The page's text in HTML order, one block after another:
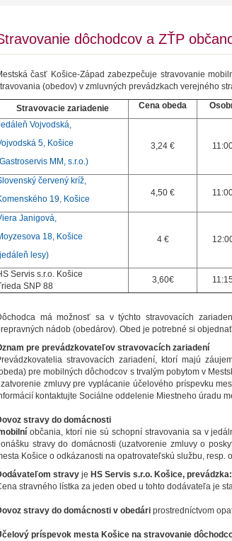
dôchodcov a ZŤP
časť Košice-Západ zabezpečuje stravovanie
(obedov) v zmluvných prevádzkach verejného
Stravovacie zariadenie Cena obeda
Vojvodská,
5, Košice
MM, s.r.o.)
3,24 €
červený kríž,
19, Košice
4,50 €
Janigová,
18, Košice
lesy)
4 €
Servis s.r.o. Košice
SNP 88
3,60€
má možnosť sa v týchto stravovacích
nádob (obedárov). Obed je potrebné si
pre prevádzkovateľov stravovacích zariadení
stravovacích zariadení, ktorí majú
pre mobilných dôchodcov s trvalým pobytom v
zmluvy pre vyplácanie účelového príspevku
kontaktujte Sociálne oddelenie Miestneho úradu
stravy do domácnosti
občania, ktorí nie sú schopní stravovania sa v
stravy do domácnosti (uzatvorenie zmluvy o
Košice o odkázanosti na opatrovateľskú službu,
stravy je HS Servis s.r.o. Košice,
stravného lístka za jeden obed u tohto dodávateľa je
stravy do domácnosti v obedári prostredníctvom
príspevok mesta Košice na stravovanie